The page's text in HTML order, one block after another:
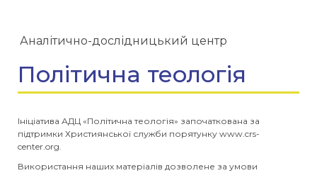
Аналітично-дослідницький центр
Політична теологія
Ініціатива АДЦ «Політична теологія» започаткована за
підтримки Християнської служби порятунку www.crs-
center.org.
Використання наших матеріалів дозволене за умови